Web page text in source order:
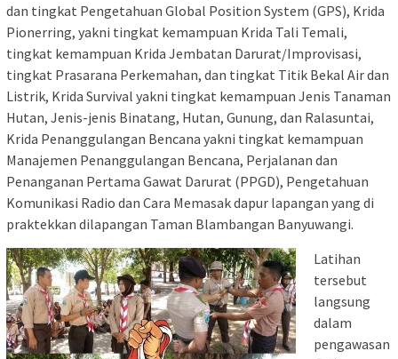
dan tingkat Pengetahuan Global Position System (GPS), Krida
Pionerring, yakni tingkat kemampuan Krida Tali Temali,
tingkat kemampuan Krida Jembatan Darurat/Improvisasi,
tingkat Prasarana Perkemahan, dan tingkat Titik Bekal Air dan
Listrik, Krida Survival yakni tingkat kemampuan Jenis Tanaman
Hutan, Jenis-jenis Binatang, Hutan, Gunung, dan Ralasuntai,
Krida Penanggulangan Bencana yakni tingkat kemampuan
Manajemen Penanggulangan Bencana, Perjalanan dan
Penanganan Pertama Gawat Darurat (PPGD), Pengetahuan
Komunikasi Radio dan Cara Memasak dapur lapangan yang di
praktekkan dilapangan Taman Blambangan Banyuwangi.
Latihan
tersebut
langsung
dalam
pengawasan